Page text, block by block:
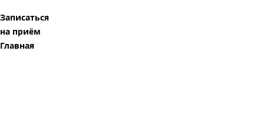
Записаться
на приём
Главная